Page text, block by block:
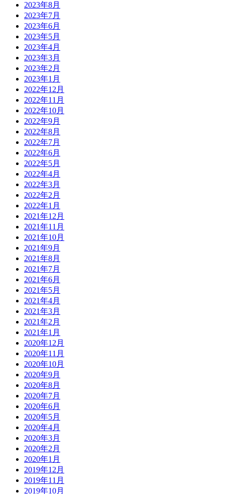
2023年8月
2023年7月
2023年6月
2023年5月
2023年4月
2023年3月
2023年2月
2023年1月
2022年12月
2022年11月
2022年10月
2022年9月
2022年8月
2022年7月
2022年6月
2022年5月
2022年4月
2022年3月
2022年2月
2022年1月
2021年12月
2021年11月
2021年10月
2021年9月
2021年8月
2021年7月
2021年6月
2021年5月
2021年4月
2021年3月
2021年2月
2021年1月
2020年12月
2020年11月
2020年10月
2020年9月
2020年8月
2020年7月
2020年6月
2020年5月
2020年4月
2020年3月
2020年2月
2020年1月
2019年12月
2019年11月
2019年10月